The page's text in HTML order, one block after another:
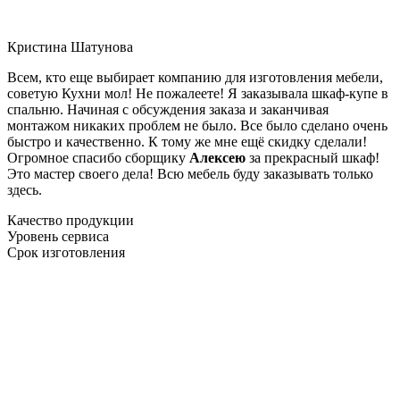
Кристина Шатунова
Всем, кто еще выбирает компанию для изготовления мебели,
советую Кухни мол! Не пожалеете! Я заказывала шкаф-купе в
спальню. Начиная с обсуждения заказа и заканчивая
монтажом никаких проблем не было. Все было сделано очень
быстро и качественно. К тому же мне ещё скидку сделали!
Огромное спасибо сборщику Алексею за прекрасный шкаф!
Это мастер своего дела! Всю мебель буду заказывать только
здесь.
Качество продукции
Уровень сервиса
Срок изготовления